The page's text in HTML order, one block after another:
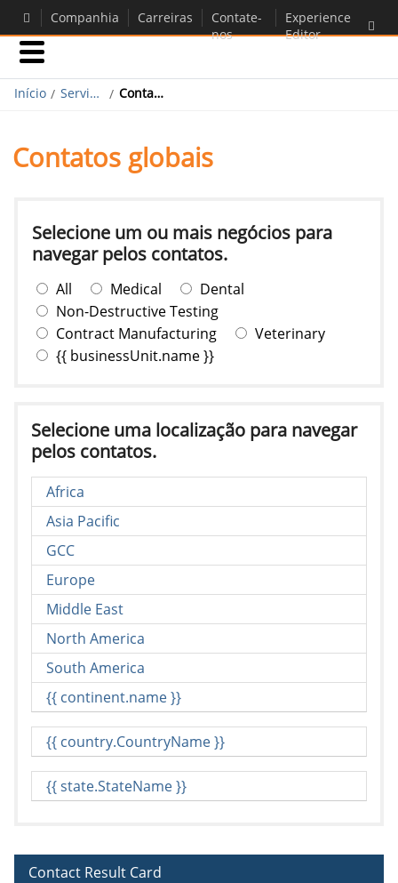
Companhia Carreiras
Contate-
nos
Experience
Editor
Negócios
Companhia
Carreiras
Contate-nos
Início Serviços e suporte Contatos globais
Contatos globais
Selecione um ou mais negócios para
navegar pelos contatos.
All Medical
Dental
Non-Destructive Testing
Contract Manufacturing
Veterinary
{{ businessUnit.name }}
Selecione uma localização para navegar
pelos contatos.
Africa
Asia Pacific
GCC
Europe
Middle East
North America
South America
{{ continent.name }}
{{ country.CountryName }}
{{ state.StateName }}
Contact Result Card